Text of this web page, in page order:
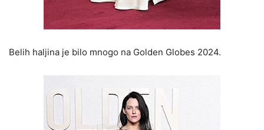
Belih haljina je bilo mnogo na Golden Globes 2024.